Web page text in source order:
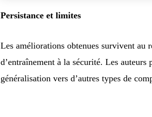
Persistance et limites
Les améliorations obtenues survivent au
d’entraînement à la sécurité. Les
généralisation vers d’autres types de